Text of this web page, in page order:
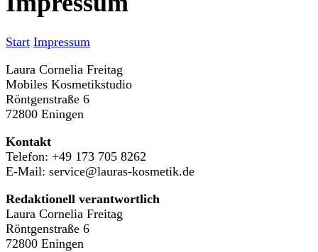
Start Impressum
Laura Cornelia Freitag
Mobiles Kosmetikstudio
Röntgenstraße 6
72800 Eningen
Kontakt
Telefon: +49 173 705 8262
E-Mail: service@lauras-kosmetik.de
Redaktionell verantwortlich
Laura Cornelia Freitag
Röntgenstraße 6
72800 Eningen